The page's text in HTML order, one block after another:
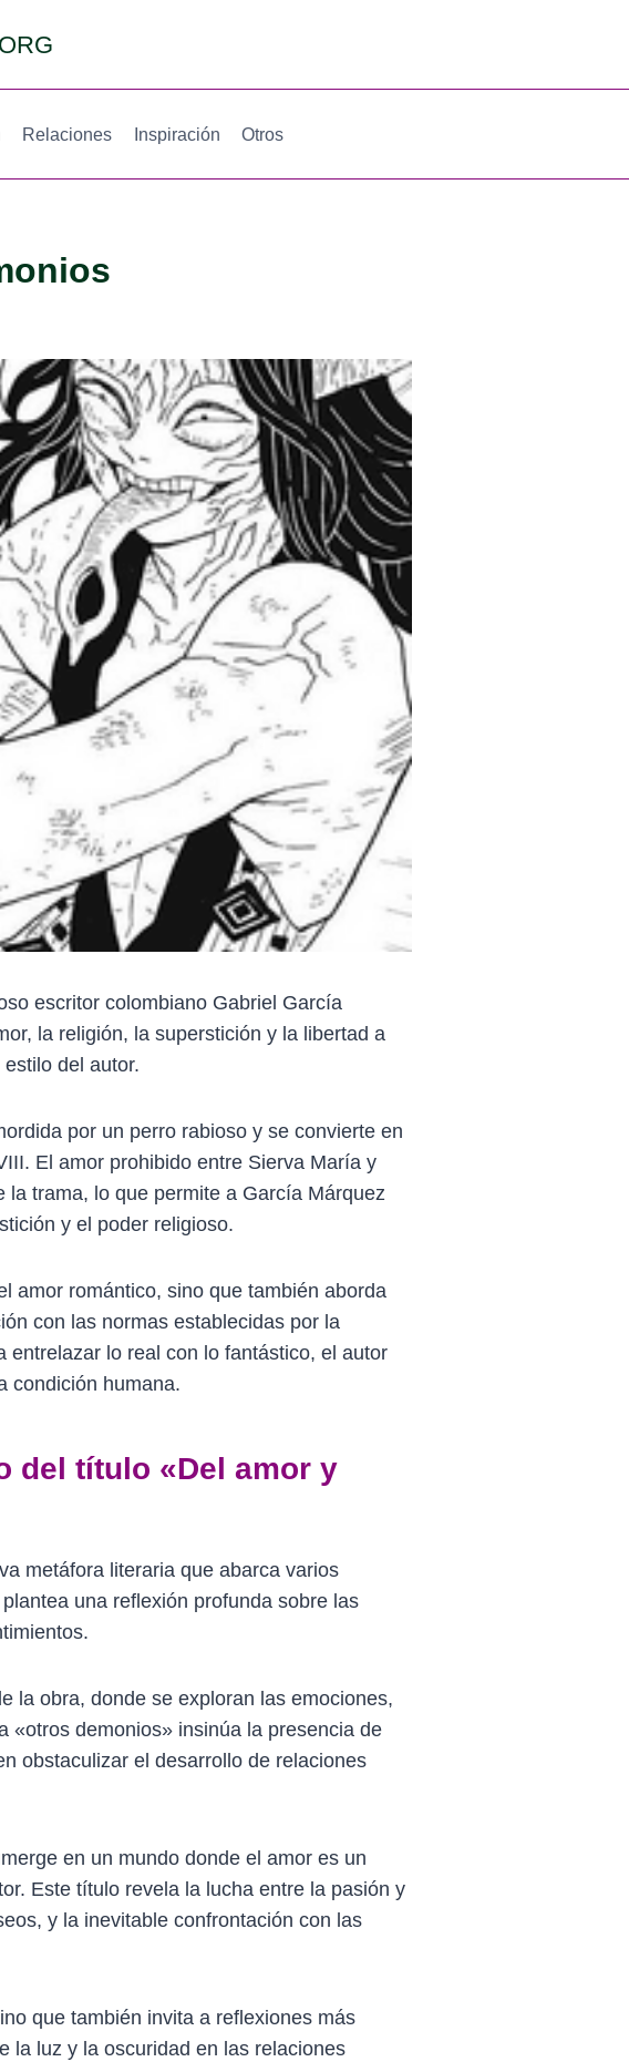
Relaciones Inspiración Otros
escritor colombiano Gabriel García
la religión, la superstición y la libertad a
del autor.
por un perro rabioso y se convierte en
El amor prohibido entre Sierva María y
trama, lo que permite a García Márquez
y el poder religioso.
amor romántico, sino que también aborda
con las normas establecidas por la
entrelazar lo real con lo fantástico, el autor
condición humana.
del título «Del amor y
metáfora literaria que abarca varios
plantea una reflexión profunda sobre las
la obra, donde se exploran las emociones,
«otros demonios» insinúa la presencia de
obstaculizar el desarrollo de relaciones
en un mundo donde el amor es un
Este título revela la lucha entre la pasión y
y la inevitable confrontación con las
que también invita a reflexiones más
la luz y la oscuridad en las relaciones